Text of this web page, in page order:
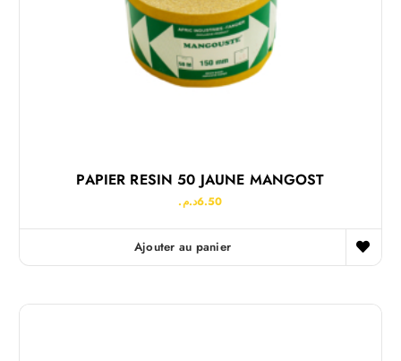
PAPIER RESIN 50 JAUNE MANGOST
6.50د.م.
Ajouter au panier